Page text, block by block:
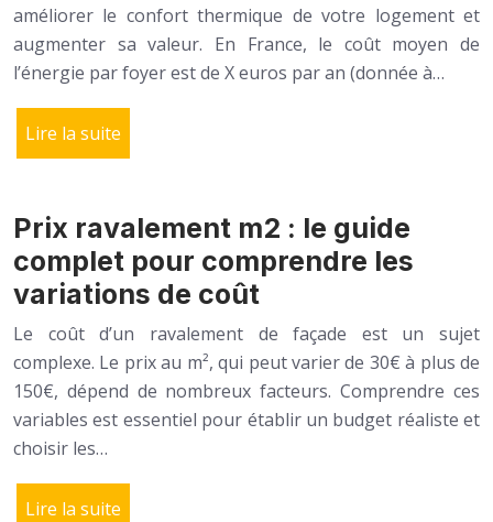
améliorer le confort thermique de votre logement et
augmenter sa valeur. En France, le coût moyen de
l’énergie par foyer est de X euros par an (donnée à…
Lire la suite
Prix ravalement m2 : le guide
complet pour comprendre les
variations de coût
Le coût d’un ravalement de façade est un sujet
complexe. Le prix au m², qui peut varier de 30€ à plus de
150€, dépend de nombreux facteurs. Comprendre ces
variables est essentiel pour établir un budget réaliste et
choisir les…
Lire la suite